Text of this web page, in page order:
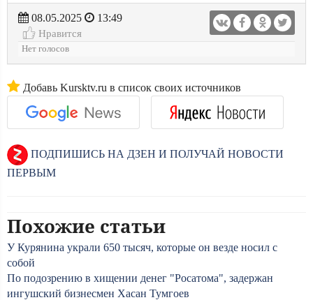
08.05.2025
13:49
Нравится
Нет голосов
Добавь Kursktv.ru в список своих источников
ПОДПИШИСЬ НА ДЗЕН И ПОЛУЧАЙ НОВОСТИ
ПЕРВЫМ
Похожие статьи
У Курянина украли 650 тысяч, которые он везде носил с
собой
По подозрению в хищении денег "Росатома", задержан
ингушский бизнесмен Хасан Тумгоев